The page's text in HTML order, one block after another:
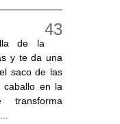
de la
y te da una
saco de las
en la